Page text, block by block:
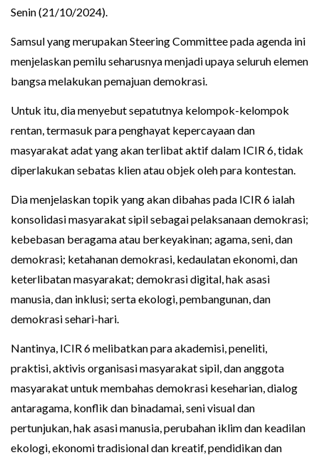
Senin (21/10/2024).
Samsul yang merupakan Steering Committee pada agenda ini
menjelaskan pemilu seharusnya menjadi upaya seluruh elemen
bangsa melakukan pemajuan demokrasi.
Untuk itu, dia menyebut sepatutnya kelompok-kelompok
rentan, termasuk para penghayat kepercayaan dan
masyarakat adat yang akan terlibat aktif dalam ICIR 6, tidak
diperlakukan sebatas klien atau objek oleh para kontestan.
Dia menjelaskan topik yang akan dibahas pada ICIR 6 ialah
konsolidasi masyarakat sipil sebagai pelaksanaan demokrasi;
kebebasan beragama atau berkeyakinan; agama, seni, dan
demokrasi; ketahanan demokrasi, kedaulatan ekonomi, dan
keterlibatan masyarakat; demokrasi digital, hak asasi
manusia, dan inklusi; serta ekologi, pembangunan, dan
demokrasi sehari-hari.
Nantinya, ICIR 6 melibatkan para akademisi, peneliti,
praktisi, aktivis organisasi masyarakat sipil, dan anggota
masyarakat untuk membahas demokrasi keseharian, dialog
antaragama, konflik dan binadamai, seni visual dan
pertunjukan, hak asasi manusia, perubahan iklim dan keadilan
ekologi, ekonomi tradisional dan kreatif, pendidikan dan